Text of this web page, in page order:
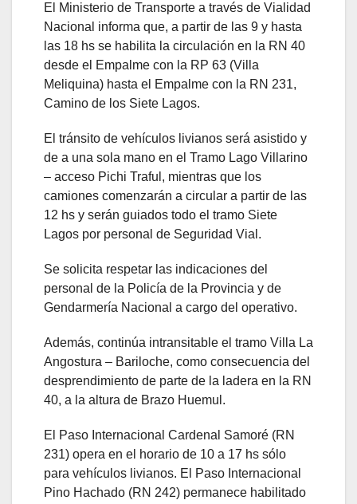
El Ministerio de Transporte a través de Vialidad
Nacional informa que, a partir de las 9 y hasta
las 18 hs se habilita la circulación en la RN 40
desde el Empalme con la RP 63 (Villa
Meliquina) hasta el Empalme con la RN 231,
Camino de los Siete Lagos.
El tránsito de vehículos livianos será asistido y
de a una sola mano en el Tramo Lago Villarino
– acceso Pichi Traful, mientras que los
camiones comenzarán a circular a partir de las
12 hs y serán guiados todo el tramo Siete
Lagos por personal de Seguridad Vial.
Se solicita respetar las indicaciones del
personal de la Policía de la Provincia y de
Gendarmería Nacional a cargo del operativo.
Además, continúa intransitable el tramo Villa La
Angostura – Bariloche, como consecuencia del
desprendimiento de parte de la ladera en la RN
40, a la altura de Brazo Huemul.
El Paso Internacional Cardenal Samoré (RN
231) opera en el horario de 10 a 17 hs sólo
para vehículos livianos. El Paso Internacional
Pino Hachado (RN 242) permanece habilitado